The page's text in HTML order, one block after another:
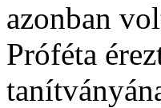
azonban
Próféta